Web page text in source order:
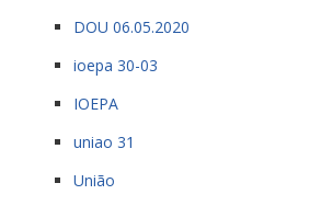
DOU 06.05.2020
ioepa 30-03
IOEPA
uniao 31
União